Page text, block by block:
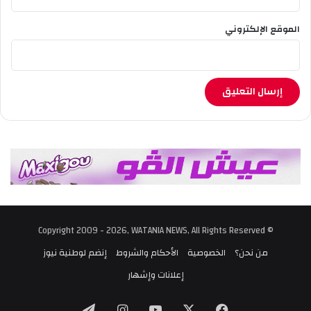
الموقع الإلكتروني
© Copyright 2009 - 2026, WATANIA NEWS, All Rights Reserved
من نحن؟
الخصوصية الأحكام والشروط إنضم لوطنية نيوز
إعلانات وإشهار